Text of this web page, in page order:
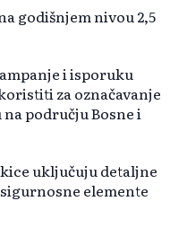
godišnjem nivou 2,5
i isporuku
za označavanje
području Bosne i
uključuju detaljne
elemente